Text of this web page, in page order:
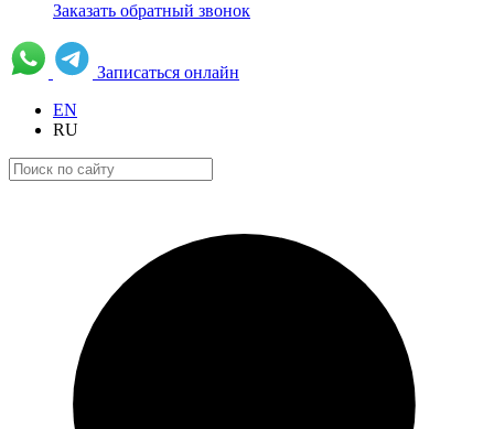
Заказать обратный звонок
Записаться онлайн
EN
RU